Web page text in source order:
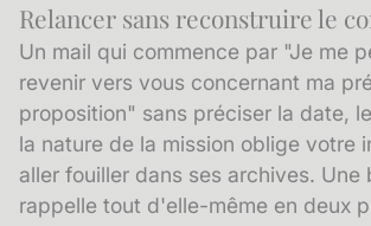
Relancer sans reconstruire le
Un mail qui commence par "Je me
revenir vers vous concernant ma
proposition" sans préciser la date,
la nature de la mission oblige votre
aller fouiller dans ses archives. Une
rappelle tout d'elle-même en deux